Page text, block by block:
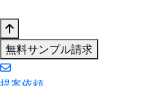
無料サンプル請求